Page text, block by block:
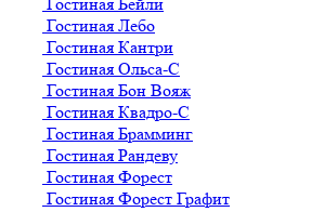
Гостиная Лебо
Гостиная Кантри
Гостиная Ольса-С
Гостиная Бон Вояж
Гостиная Квадро-С
Гостиная Брамминг
Гостиная Рандеву
Гостиная Форест
Гостиная Форест Графит